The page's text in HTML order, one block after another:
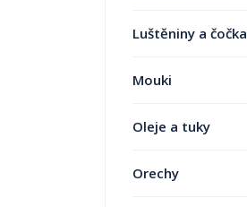
Luštěniny a čočka
Mouki
Oleje a tuky
Orechy